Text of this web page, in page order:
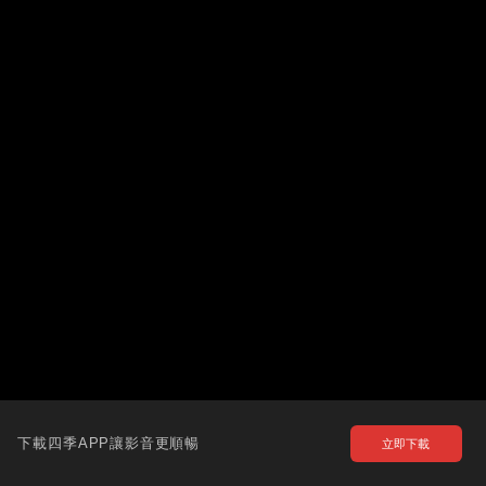
下載四季APP讓影音更順暢 立即下載